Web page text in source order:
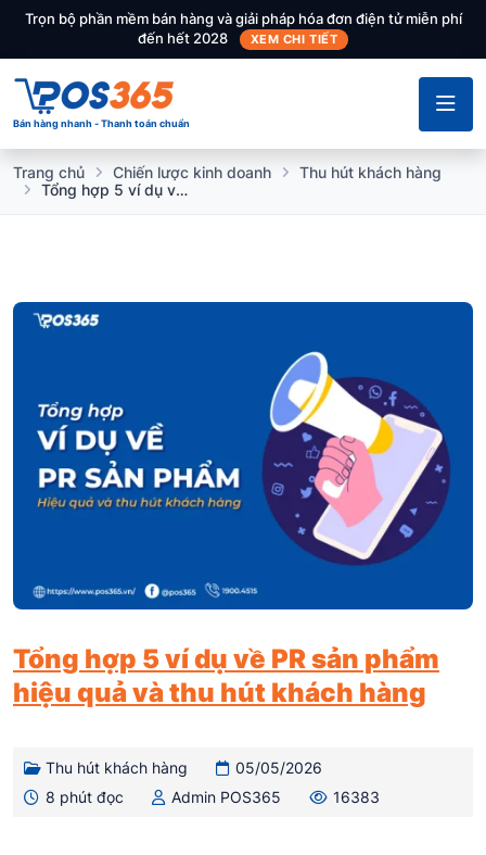
Trọn bộ phần mềm bán hàng và giải pháp hóa đơn điện tử miễn phí
đến hết 2028
XEM CHI TIẾT
Bán hàng nhanh - Thanh toán chuẩn
Trang chủ Chiến lược kinh doanh
Thu hút khách hàng
Tổng hợp 5 ví dụ về PR sản phẩm hiệu quả và thu hút khách hàng
Tổng hợp 5 ví dụ về PR sản phẩm
hiệu quả và thu hút khách hàng
Thu hút khách hàng
05/05/2026
8 phút đọc
Admin POS365 16383